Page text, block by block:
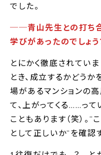
でした。
──青山先生との打ち
学びがあったのでしょう
とにかく徹底されてい
とき、成立するかどう
場があるマンションの
て、上がってくる……っ
こともあります（笑）。
として正しいか”を確認